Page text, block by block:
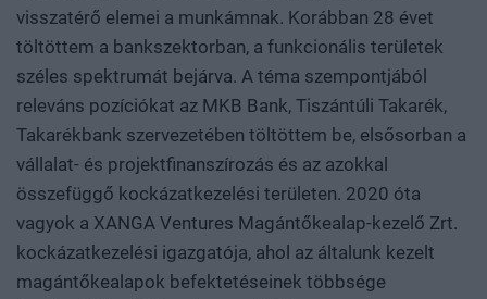
visszatérő elemei a munkámnak. Korábban 28 évet
töltöttem a bankszektorban, a funkcionális területek
széles spektrumát bejárva. A téma szempontjából
releváns pozíciókat az MKB Bank, Tiszántúli Takarék,
Takarékbank szervezetében töltöttem be, elsősorban a
vállalat- és projektfinanszírozás és az azokkal
összefüggő kockázatkezelési területen. 2020 óta
vagyok a XANGA Ventures Magántőkealap-kezelő Zrt.
kockázatkezelési igazgatója, ahol az általunk kezelt
magántőkealapok befektetéseinek többsége